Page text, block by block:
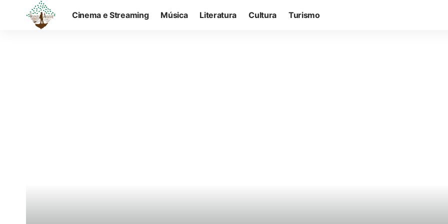
Cinema e Streaming Música Literatura Cultura Turismo